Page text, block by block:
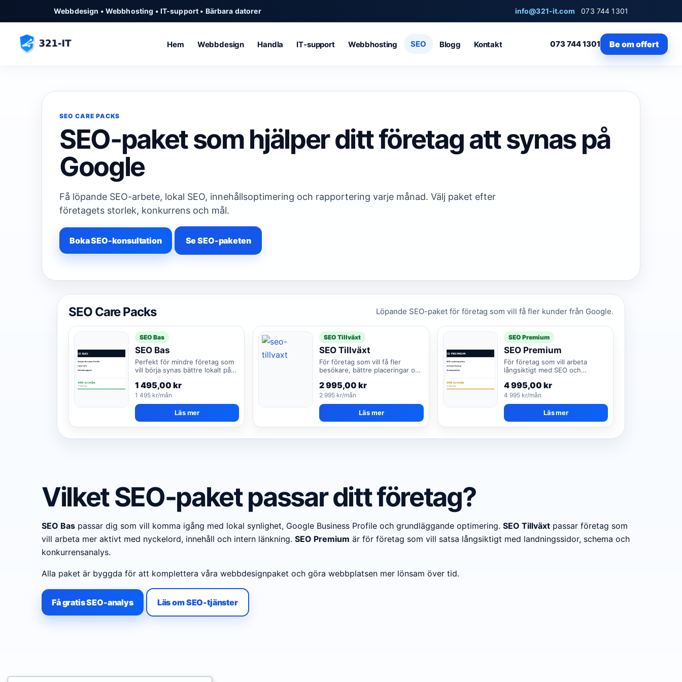
Webbdesign • Webbhosting • IT-support • Bärbara datorer info@321-it.com 073 744 1301
Hem Webbdesign Handla IT‑support Webbhosting SEO Blogg Kontakt 073 744 1301 Be om offert
SEO CARE PACKS
SEO-paket som hjälper ditt företag att synas på
Google
Få löpande SEO-arbete, lokal SEO, innehållsoptimering och rapportering varje månad. Välj paket efter
företagets storlek, konkurrens och mål.
Boka SEO-konsultation Se SEO-paketen
SEO Care Packs Löpande SEO-paket för företag som vill få fler kunder från Google.
SEO Bas
SEO Bas
Perfekt för mindre företag som
vill börja synas bättre lokalt på
1 495,00 kr
1 495 kr/mån
Läs mer
SEO Tillväxt
SEO Tillväxt
För företag som vill få fler
besökare, bättre placeringar och
2 995,00kr
2 995 kr/mån
Läs mer
SEO Premium
SEO Premium
För företag som vill arbeta
långsiktigt med SEO och
4 995,00 kr
4 995 kr/mån
Läs mer
Vilket SEO-paket passar ditt företag?
SEO Bas passar dig som vill komma igång med lokal synlighet, Google Business Profile och grundläggande optimering. SEO Tillväxt passar företag som
vill arbeta mer aktivt med nyckelord, innehåll och intern länkning. SEO Premium är för företag som vill satsa långsiktigt med landningssidor, schema och
konkurrensanalys.
Alla paket är byggda för att komplettera våra webbdesignpaket och göra webbplatsen mer lönsam över tid.
Få gratis SEO-analys Läs om SEO-tjänster